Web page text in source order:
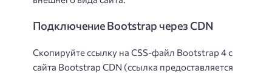
Подключение Bootstrap через CDN
Скопируйте ссылку на CSS-файл Bootstrap 4 с
сайта Bootstrap CDN (ссылка предоставляется